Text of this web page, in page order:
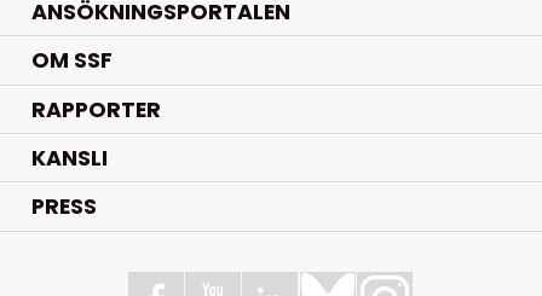
ANSÖKNINGSPORTALEN
OM SSF
RAPPORTER
KANSLI
PRESS